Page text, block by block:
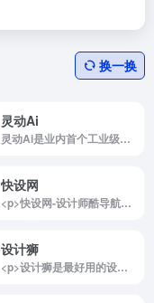
换一换
灵动Ai
灵动Ai是业内首个工业级商品图AI生成工具
快设网
<p>快设网-设计师酷导航站分享交流平台100png.com</p>
设计狮
<p>设计狮是最好用的设计网址导航，支持网址自定义功能，收集了设计师常用的设计素材和设计软件、设计工具、高清图库、免费图库、p图技巧及设计教程等优秀内容。</p>